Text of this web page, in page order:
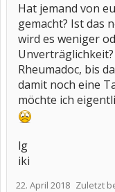
Hat jemand von
gemacht? Ist das
wird es weniger
Rheumadoc, bis
damit noch eine
möchte ich
lg
iki
22. April 2018 Zuletzt